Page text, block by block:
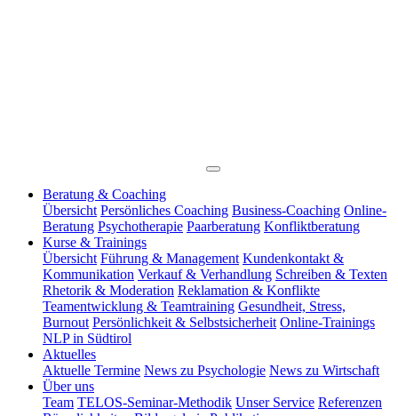
Beratung & Coaching
Übersicht Persönliches Coaching Business-Coaching Online-
Beratung Psychotherapie Paarberatung Konfliktberatung
Kurse & Trainings
Übersicht Führung & Management Kundenkontakt &
Kommunikation Verkauf & Verhandlung Schreiben & Texten
Rhetorik & Moderation Reklamation & Konflikte
Teamentwicklung & Teamtraining Gesundheit, Stress,
Burnout Persönlichkeit & Selbstsicherheit Online-Trainings
NLP in Südtirol
Aktuelles
Aktuelle Termine News zu Psychologie News zu Wirtschaft
Über uns
Team TELOS-Seminar-Methodik Unser Service Referenzen